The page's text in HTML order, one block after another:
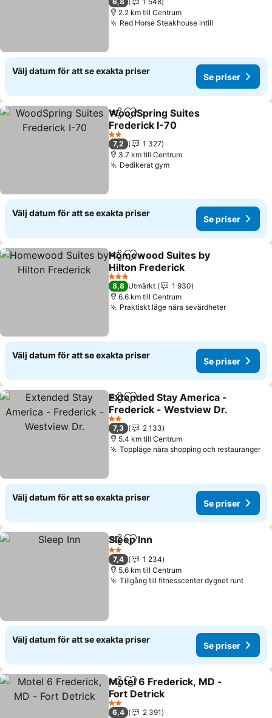
2.2 km till Centrum
Red Horse Steakhouse intill
Välj datum för att se exakta priser
Se priser
Dela Lägg till i Mina Favoriter
WoodSpring Suites
Frederick I-70
Se priser
2 Stjärnor
7,2
1 327
3.7 km till Centrum
Dedikerat gymSe priser
Välj datum för att se exakta priser
Se priser
Dela Lägg till i Mina Favoriter
Homewood Suites by
Hilton Frederick
Se priser
3 Stjärnor
8,8 Utmärkt
1 930
6.6 km till Centrum
Praktiskt läge nära sevärdheterSe priser
Välj datum för att se exakta priser
Se priser
Dela Lägg till i Mina Favoriter
Extended Stay America -
Frederick - Westview Dr.
Se priser
2 Stjärnor
7,3
2 133
5.4 km till Centrum
Toppläge nära shopping och restauranger
Välj datum för att se exakta priser
Se priser
Dela Lägg till i Mina Favoriter
Sleep Inn
2 Stjärnor
7,4
1 234
5.6 km till Centrum
Tillgång till fitnesscenter dygnet runtSe
Välj datum för att se exakta priser
Se priser
Dela Lägg till i Mina Favoriter
Motel 6 Frederick, MD -
Fort Detrick
Se priser
2 Stjärnor
6,4
2 391